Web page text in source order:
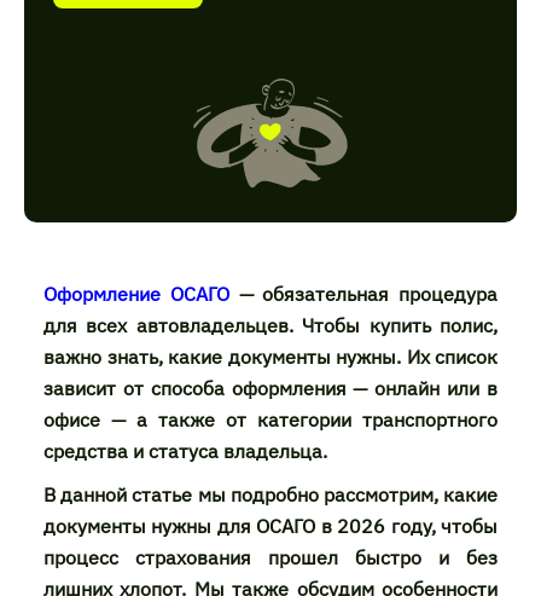
Оформление ОСАГО— обязательная процедура
для всех автовладельцев. Чтобы купить полис,
важно знать, какие документы нужны. Их список
зависит от способа оформления — онлайн или в
офисе — а также от категории транспортного
средства и статуса владельца.
В данной статье мы подробно рассмотрим, какие
документы нужны для ОСАГО в 2026 году, чтобы
процесс страхования прошел быстро и без
лишних хлопот. Мы также обсудим особенности